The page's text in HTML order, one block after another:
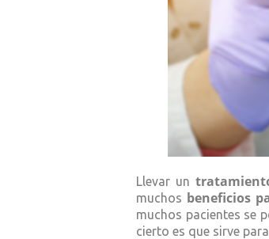
Llevar un
muchos beneficios
muchos pacientes se
cierto es que sirve